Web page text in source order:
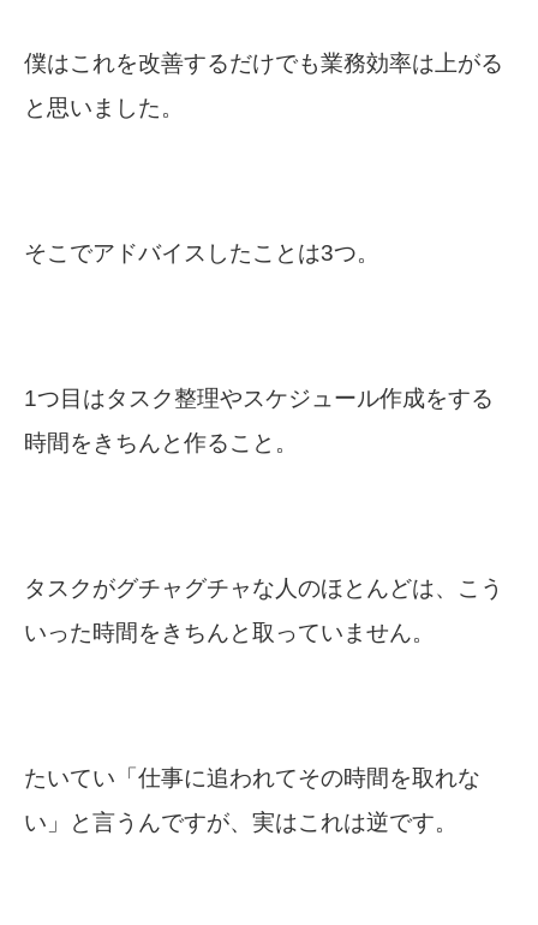
僕はこれを改善するだけでも業務効率は上がる
と思いました。
そこでアドバイスしたことは3つ。
1つ目はタスク整理やスケジュール作成をする
時間をきちんと作ること。
タスクがグチャグチャな人のほとんどは、こう
いった時間をきちんと取っていません。
たいてい「仕事に追われてその時間を取れな
い」と言うんですが、実はこれは逆です。